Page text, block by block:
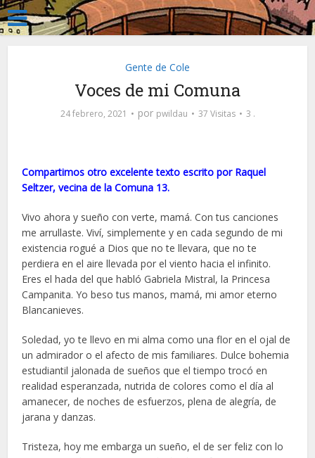
Gente de Cole
Voces de mi Comuna
24 febrero, 2021 por pwildau 37 Visitas 3 .
Compartimos otro excelente texto escrito por Raquel
Seltzer, vecina de la Comuna 13.
Vivo ahora y sueño con verte, mamá. Con tus canciones
me arrullaste. Viví, simplemente y en cada segundo de mi
existencia rogué a Dios que no te llevara, que no te
perdiera en el aire llevada por el viento hacia el infinito.
Eres el hada del que habló Gabriela Mistral, la Princesa
Campanita. Yo beso tus manos, mamá, mi amor eterno
Blancanieves.
Soledad, yo te llevo en mi alma como una flor en el ojal de
un admirador o el afecto de mis familiares. Dulce bohemia
estudiantil jalonada de sueños que el tiempo trocó en
realidad esperanzada, nutrida de colores como el día al
amanecer, de noches de esfuerzos, plena de alegría, de
jarana y danzas.
Tristeza, hoy me embarga un sueño, el de ser feliz con lo